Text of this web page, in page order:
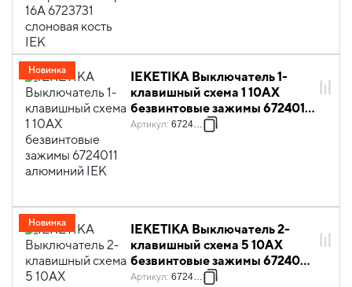
IEKETIKA Выключатель 1-
клавишный схема 1 10АХ
безвинтовые зажимы 6724011
алюминий IEK
Артикул: 6724011
Новинка
IEKETIKA Выключатель 2-
клавишный схема 5 10АХ
безвинтовые зажимы 6724021
алюминий IEK
Артикул: 6724021
Новинка